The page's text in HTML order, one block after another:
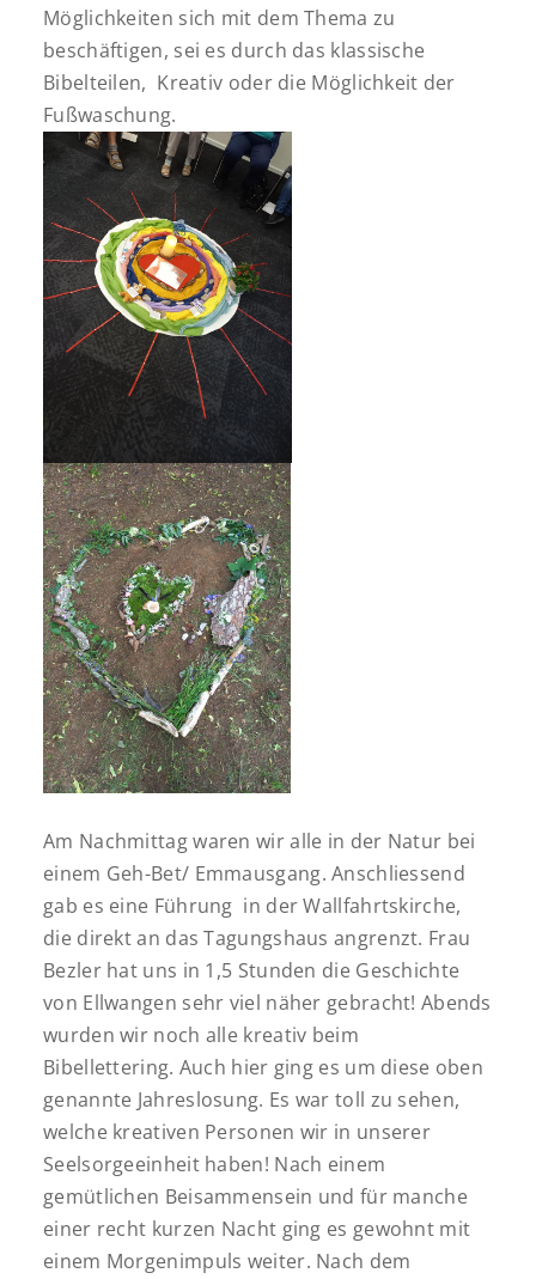
Möglichkeiten sich mit dem Thema zu
beschäftigen, sei es durch das klassische
Bibelteilen, Kreativ oder die Möglichkeit der
Fußwaschung.
Am Nachmittag waren wir alle in der Natur bei
einem Geh-Bet/ Emmausgang. Anschliessend
gab es eine Führung in der Wallfahrtskirche,
die direkt an das Tagungshaus angrenzt. Frau
Bezler hat uns in 1,5 Stunden die Geschichte
von Ellwangen sehr viel näher gebracht! Abends
wurden wir noch alle kreativ beim
Bibellettering. Auch hier ging es um diese oben
genannte Jahreslosung. Es war toll zu sehen,
welche kreativen Personen wir in unserer
Seelsorgeeinheit haben! Nach einem
gemütlichen Beisammensein und für manche
einer recht kurzen Nacht ging es gewohnt mit
einem Morgenimpuls weiter. Nach dem